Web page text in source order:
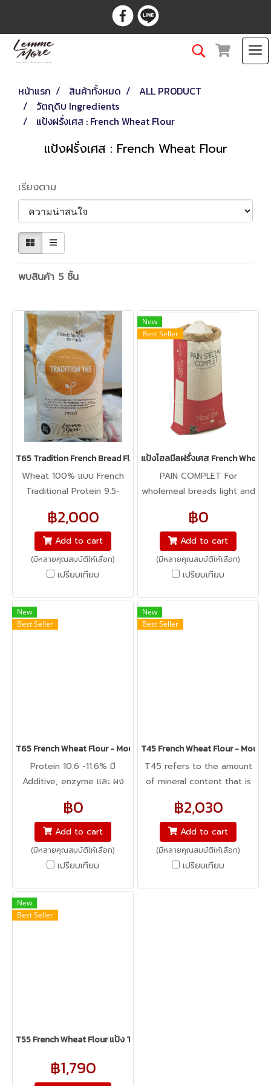
หน้าแรก สินค้าทั้งหมด
ALL PRODUCT
วัตถุดิบ Ingredients
แป้งฝรั่งเศส : French Wheat Flour
แป้งฝรั่งเศส : French Wheat Flour
เรียงตาม
พบสินค้า 5 ชิ้น
T65 Tradition French Bread Flour :GMP
Wheat 100% แบบ French
Traditional Protein 9.5-
จะเหลวกว่า T65 des champs
แต่จะให้กลิ่นที่หอมกว่า เหมาะ
สำหรับขนมปังที่เป็น Long
fermented บางสูตรของครัว
฿2,000
Add to cart
(มีหลายคุณสมบัติให้เลือก)
เปรียบเทียบ
New
Best Seller
แป้งโฮลมีลฝรั่งเศส French Whole
PAIN COMPLET For
wholemeal breads light and
life, fast and easy to
produce.
฿0
Add to cart
(มีหลายคุณสมบัติให้เลือก)
เปรียบเทียบ
New
Best Seller
T65 French Wheat Flour - Moul-Bie Campaillette des Champs - แ
Protein 10.6 -11.6% มี
Additive, enzyme และ ผง
ที่สุด ในกลุ่ม T65 ของGMP
เหมาะสำหรับทำ Sourdough
เพราะให้รสชาติที่ดีกว่า แต่โดว์จะ
ค่อนข้างเหลว เหมาะสำหรับ
Long Fermented
฿0
Add to cart
(มีหลายคุณสมบัติให้เลือก)
เปรียบเทียบ
New
Best Seller
T45 French Wheat Flour - Moul-
T45 refers to the amount
of mineral content that is
i.e. T45 has 0.45% mineral
content
฿2,030
Add to cart
(มีหลายคุณสมบัติให้เลือก)
เปรียบเทียบ
New
Best Seller
T55 French Wheat Flour แป้ง T55
฿1,790